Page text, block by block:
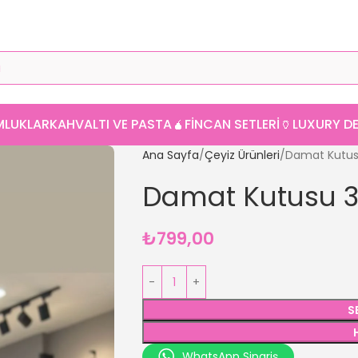
KAHVALTI VE PASTA🧉FINCAN SETLERI 🏺LUXURY
Ana Sayfa Çeyiz Ürünleri Damat
Damat Kutusu
₺799,00